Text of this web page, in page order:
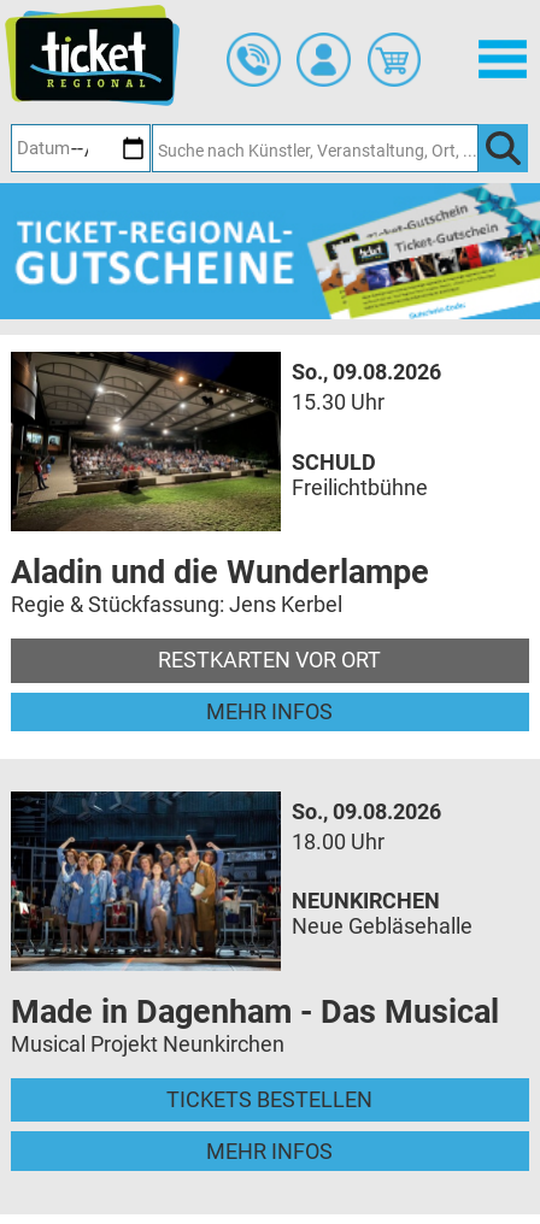
Hauptinhalt
springen
So., 09.08.2026
15.30 Uhr
Aladin und die Wunderlampe
Regie & Stückfassung: Jens Kerbel
RESTKARTEN VOR ORT
MEHR INFOS
SCHULD
Freilichtbühne
So., 09.08.2026
18.00 Uhr
Made in Dagenham - Das Musical
Musical Projekt Neunkirchen
TICKETS BESTELLEN
MEHR INFOS
NEUNKIRCHEN
Neue Gebläsehalle